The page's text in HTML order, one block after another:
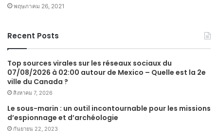
พฤษภาคม 26, 2021
Recent Posts
Top sources virales sur les réseaux sociaux du
07/08/2026 à 02:00 autour de Mexico – Quelle est la 2e
ville du Canada ?
สิงหาคม 7, 2026
Le sous-marin : un outil incontournable pour les missions
d’espionnage et d’archéologie
กันยายน 22, 2023